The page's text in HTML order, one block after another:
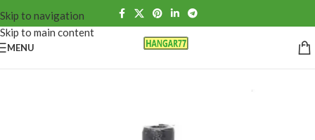
Skip to navigation
Skip to main content
MENU